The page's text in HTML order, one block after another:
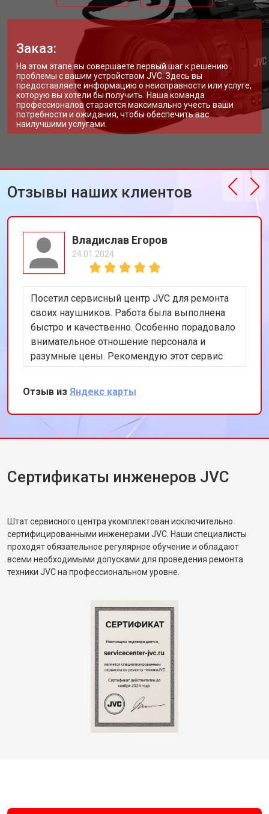
Заказ:
На этом этапе вы совершаете первый шаг к решению
проблемы с вашим устройством JVC. Здесь вы
предоставляете информацию о неисправности или услуге,
которую вы хотели бы получить. Наша команда
профессионалов старается максимально учесть ваши
потребности и ожидания, чтобы обеспечить вас
наилучшими услугами.
Отзывы наших клиентов
Владислав Егоров
24.01.2024
Посетил сервисный центр JVC для ремонта
своих наушников. Работа была выполнена
быстро и качественно. Особенно порадовало
внимательное отношение персонала и
разумные цены. Рекомендую этот сервис
всем, кто ищет надежный ремонт
аудиотехники.
Отзыв из Яндекс карты
Сертификаты инженеров JVC
Штат сервисного центра укомплектован исключительно
сертифицированными инженерами JVC. Наши специалисты
проходят обязательное регулярное обучение и обладают
всеми необходимыми допусками для проведения ремонта
техники JVC на профессиональном уровне.